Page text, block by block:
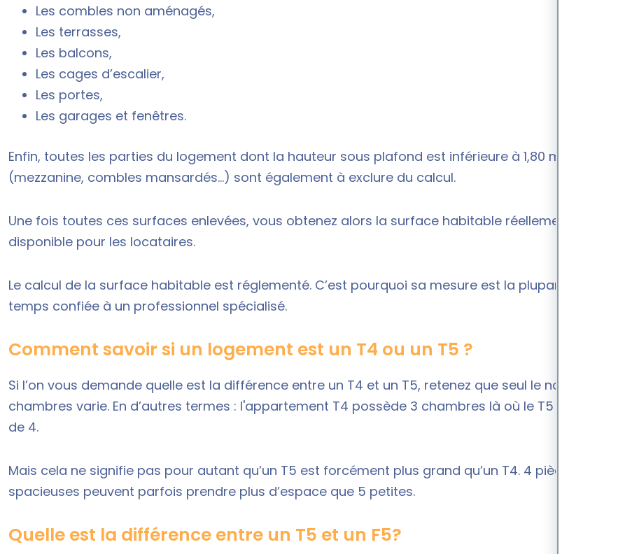
Les combles non aménagés,
Les terrasses,
Les balcons,
Les cages d’escalier,
Les portes,
Les garages et fenêtres.
Enfin, toutes les parties du logement dont la hauteur sous plafond est inférieure à 1,80 m
(mezzanine, combles mansardés…) sont également à exclure du calcul.
Une fois toutes ces surfaces enlevées, vous obtenez alors la surface habitable réellement
disponible pour les locataires.
Le calcul de la surface habitable est réglementé. C’est pourquoi sa mesure est la plupart du
temps confiée à un professionnel spécialisé.
Comment savoir si un logement est un T4 ou un T5 ?
Si l’on vous demande quelle est la différence entre un T4 et un T5, retenez que seul le nombre de
chambres varie. En d’autres termes : l'appartement T4 possède 3 chambres là où le T5 en dispose
de 4.
Mais cela ne signifie pas pour autant qu’un T5 est forcément plus grand qu’un T4. 4 pièces
spacieuses peuvent parfois prendre plus d’espace que 5 petites.
Quelle est la différence entre un T5 et un F5?